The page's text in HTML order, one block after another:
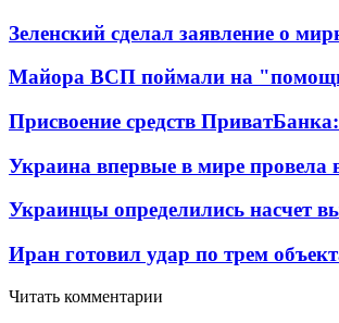
Зеленский сделал заявление о
Майора ВСП поймали на
Присвоение средств
Украина впервые в мире
Украинцы определились насчет
Иран готовил удар по трем
Читать комментарии